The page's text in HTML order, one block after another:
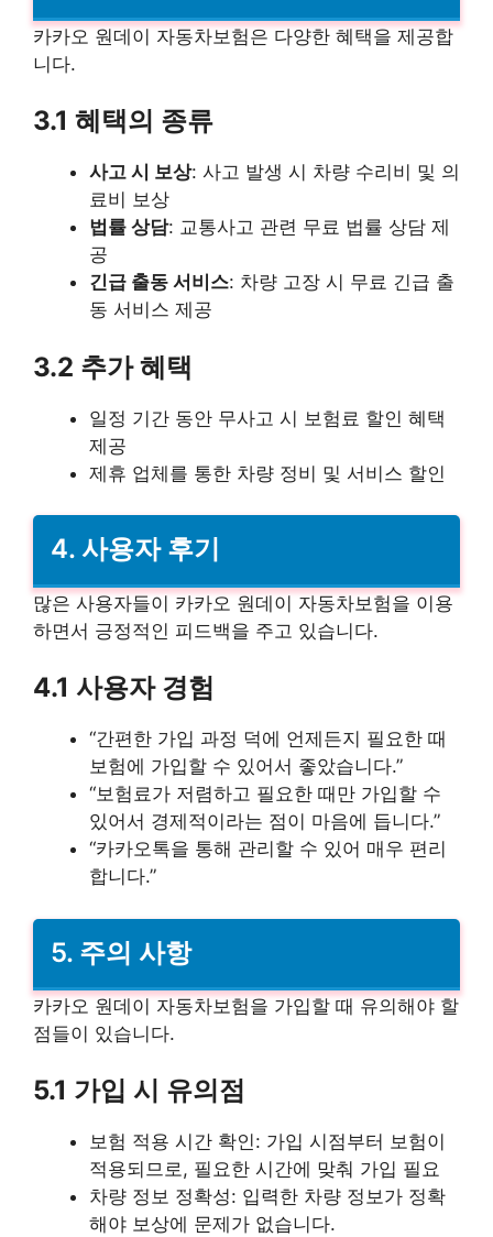
카카오 원데이 자동차보험은 다양한 혜택을 제공합
니다.
3.1 혜택의 종류
사고 시 보상: 사고 발생 시 차량 수리비 및 의
료비 보상
법률 상담: 교통사고 관련 무료 법률 상담 제
공
긴급 출동 서비스: 차량 고장 시 무료 긴급 출
동 서비스 제공
3.2 추가 혜택
일정 기간 동안 무사고 시 보험료 할인 혜택
제공
제휴 업체를 통한 차량 정비 및 서비스 할인
4. 사용자 후기
많은 사용자들이 카카오 원데이 자동차보험을 이용
하면서 긍정적인 피드백을 주고 있습니다.
4.1 사용자 경험
“간편한 가입 과정 덕에 언제든지 필요한 때
보험에 가입할 수 있어서 좋았습니다.”
“보험료가 저렴하고 필요한 때만 가입할 수
있어서 경제적이라는 점이 마음에 듭니다.”
“카카오톡을 통해 관리할 수 있어 매우 편리
합니다.”
5. 주의 사항
카카오 원데이 자동차보험을 가입할 때 유의해야 할
점들이 있습니다.
5.1 가입 시 유의점
보험 적용 시간 확인: 가입 시점부터 보험이
적용되므로, 필요한 시간에 맞춰 가입 필요
차량 정보 정확성: 입력한 차량 정보가 정확
해야 보상에 문제가 없습니다.